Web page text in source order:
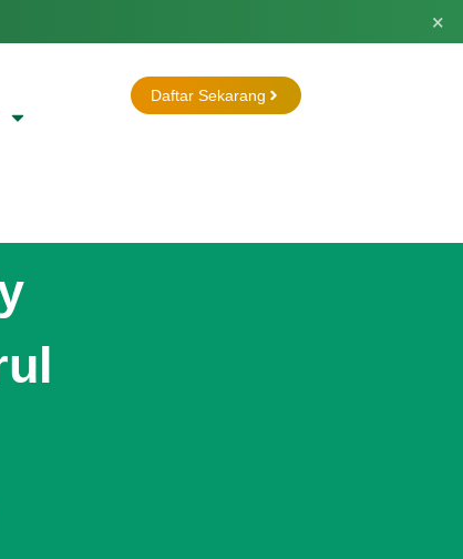
×
Daftar Sekarang